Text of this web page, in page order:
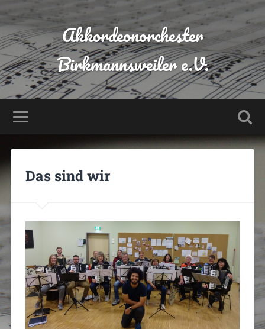
Akkordeonorchester
Birkmannsweiler e.V.
Das sind wir